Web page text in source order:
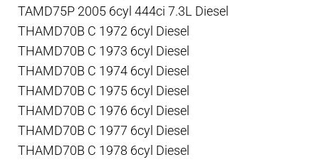
TAMD75P 2005 6cyl 444ci 7.3L Diesel
THAMD70B C 1972 6cyl Diesel
THAMD70B C 1973 6cyl Diesel
THAMD70B C 1974 6cyl Diesel
THAMD70B C 1975 6cyl Diesel
THAMD70B C 1976 6cyl Diesel
THAMD70B C 1977 6cyl Diesel
THAMD70B C 1978 6cyl Diesel